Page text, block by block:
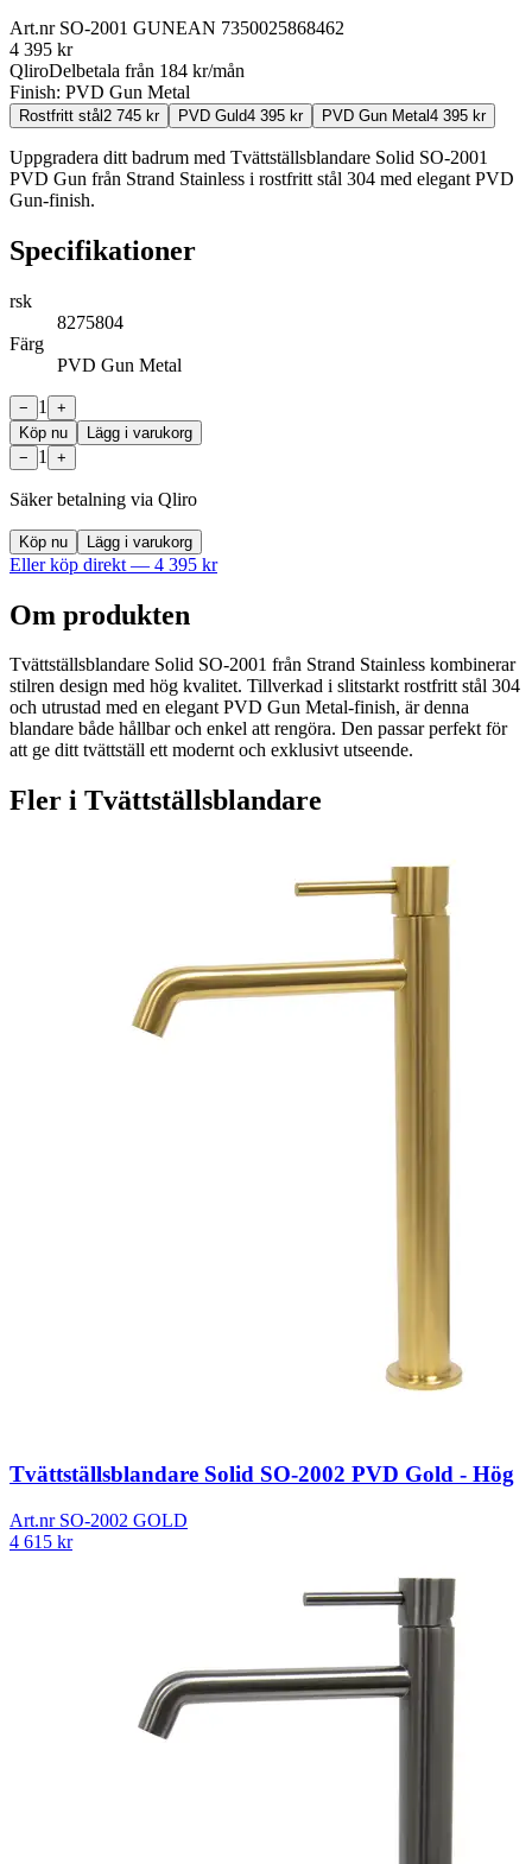
Art.nr SO-2001 GUNEAN 7350025868462
4 395 kr
QliroDelbetala från 184 kr/mån
Finish: PVD Gun Metal
Rostfritt stål 2 745 kr PVD Guld4 395 kr PVD Gun Metal 4 395 kr
Uppgradera ditt badrum med Tvättställsblandare Solid SO-2001
PVD Gun från Strand Stainless i rostfritt stål 304 med elegant PVD
Gun-finish.
Specifikationer
rsk
8275804
Färg
PVD Gun Metal
− 1
+
Köp nu
Lägg i varukorg
−
1 +
Säker betalning via Qliro
Köp nu Lägg i varukorg
Eller köp direkt — 4 395 kr
Om produkten
Tvättställsblandare Solid SO-2001 från Strand Stainless kombinerar
stilren design med hög kvalitet. Tillverkad i slitstarkt rostfritt stål 304
och utrustad med en elegant PVD Gun Metal-finish, är denna
blandare både hållbar och enkel att rengöra. Den passar perfekt för
att ge ditt tvättställ ett modernt och exklusivt utseende.
Fler i Tvättställsblandare
Tvättställsblandare Solid SO-2002 PVD Gold - Hög
Art.nr SO-2002 GOLD
4 615 kr